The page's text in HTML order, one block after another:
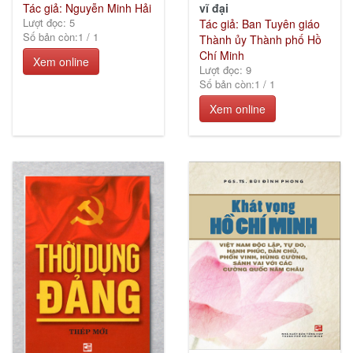
Tác giả: Nguyễn Minh Hải
Lượt đọc: 5
Số bản còn:1 /1
Xem online
vĩ đại
Tác giả: Ban Tuyên giáo
Thành ủy Thành phố Hồ
Chí Minh
Lượt đọc: 9
Số bản còn:1 /1
Xem online